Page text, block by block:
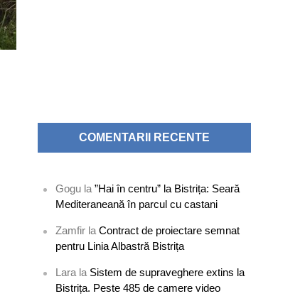
COMENTARII RECENTE
Gogu la”Hai în centru” la Bistrița: Seară
Mediteraneană în parcul cu castani
Zamfir laContract de proiectare semnat
pentru Linia Albastră Bistrița
Lara la Sistem de supraveghere extins la
Bistrița. Peste 485 de camere video